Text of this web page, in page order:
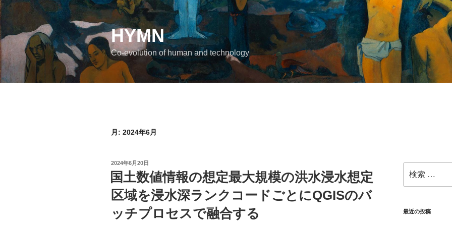
コ
ン
テ
ン
ツ
へ
ス
HYMN
Co-evolution of human and technology
月: 2024年6月
投
稿
日:
2024年6月20日
国土数値情報の想定最大規模の洪水浸水想定
区域を浸水深ランクコードごとにQGISのバ
ッチプロセスで融合する
索:
最近の投稿